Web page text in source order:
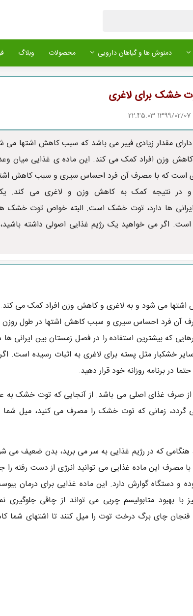
دمنوش ها و گیاهان دارویی محصولات وبلاگ
خشک برای لاغری
مقدار زیادی فیبر می باشد که سبب کاهش اشتها می
وزن افراد کمک می کند. این ماده ی غذایی میان
است که با مصرف آن فرد احساس سیری و سبب کاهش
در نتیجه کمک به کاهش وزن و لاغری می کند.
ها دارد، توت خشک است. البته خواص توت خشک
اگر می خواهید یک رژیم غذایی اصولی داشته
می شود و به لاغری و کاهش وزن افراد کمک می
آن فرد احساس سیری و سبب کاهش اشتها در طول روزن
که بیشترین استفاده را در فصل زمستان بین ایرانی ها
مثل پسته برای لاغری به اثبات رسیده است.
در برنامه روزانه خود قرار دهید.
مصرف متعادل توت خشک 2 ساعت قبل از صرف غذای اصلی می باشد. از آنجایی که توت خشک
زمانی که توت خشک را مصرف می کنید، میل شما
هنگامی که در رژیم غذایی به سر می برید، بدن ضعیف می
مصرف این ماده غذایی می توانید انرژی از دست رفته را
و دستگاه گوارش دارد. این ماده غذایی برای درمان
متابولیسم چربی می تواند از چاقی جلوگیری
چای برگ درخت توت را میل کنند تا اشتهای شما